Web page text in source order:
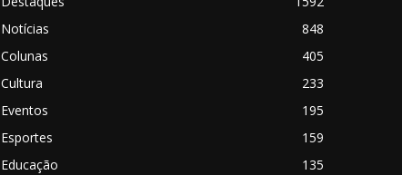
Notícias
848
Colunas
405
Cultura
233
Eventos
195
Esportes
159
Educação
135